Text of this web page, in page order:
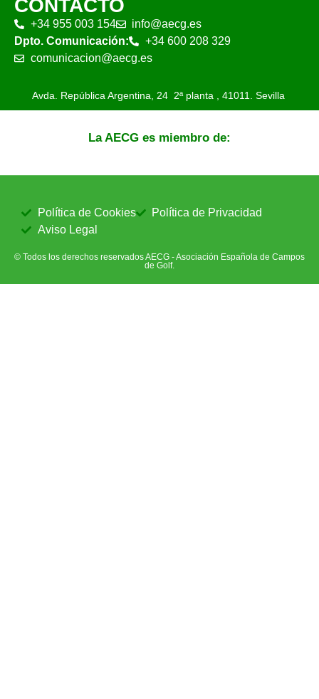
CONTACTO
+34 955 003 154
info@aecg.es
Dpto. Comunicación:
+34 600 208 329
comunicacion@aecg.es
Avda. República Argentina, 24 2ª planta , 41011. Sevilla
La AECG es miembro de:
© Todos los derechos reservados AECG - Asociación Española de Campos
de Golf.
Política de Cookies
Política de Privacidad
Aviso Legal